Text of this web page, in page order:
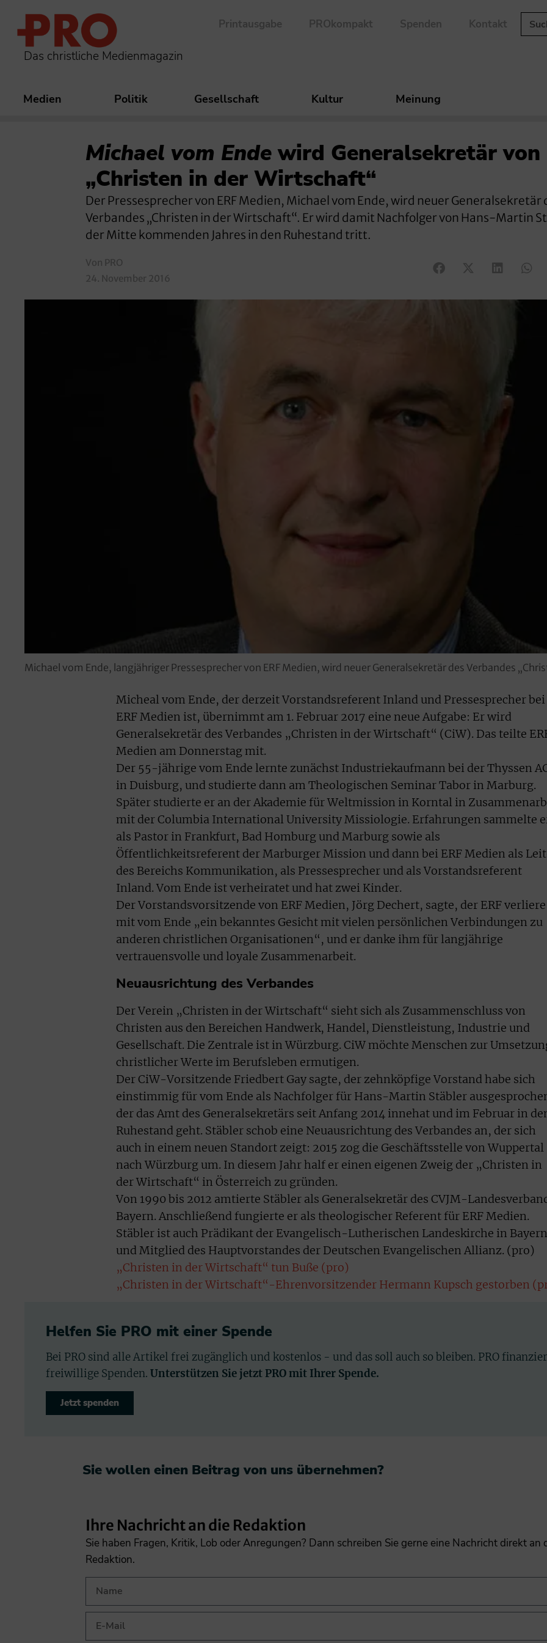
Das christliche Medienmagazin
Printausgabe PROkompakt Spenden Kontakt
Medien Politik Gesellschaft Kultur Meinung
Michael vom Ende wird Generalsekretär von
„Christen in der Wirtschaft“
Der Pressesprecher von ERF Medien, Michael vom Ende, wird neuer Generalsekretär
Verbandes „Christen in der Wirtschaft“. Er wird damit Nachfolger von Hans-Martin
der Mitte kommenden Jahres in den Ruhestand tritt.
Von PRO
24. November 2016
Michael vom Ende, langjähriger Pressesprecher von ERF Medien, wird neuer Generalsekretär des Verbandes
Micheal vom Ende, der derzeit Vorstandsreferent Inland und Pressesprecher bei
ERF Medien ist, übernimmt am 1. Februar 2017 eine neue Aufgabe: Er wird
Generalsekretär des Verbandes „Christen in der Wirtschaft“ (CiW). Das teilte
Medien am Donnerstag mit.
Der 55-jährige vom Ende lernte zunächst Industriekaufmann bei der Thyssen
in Duisburg, und studierte dann am Theologischen Seminar Tabor in Marburg.
Später studierte er an der Akademie für Weltmission in Korntal in
mit der Columbia International University Missiologie. Erfahrungen sammelte
als Pastor in Frankfurt, Bad Homburg und Marburg sowie als
Öffentlichkeitsreferent der Marburger Mission und dann bei ERF Medien als
des Bereichs Kommunikation, als Pressesprecher und als Vorstandsreferent
Inland. Vom Ende ist verheiratet und hat zwei Kinder.
Der Vorstandsvorsitzende von ERF Medien, Jörg Dechert, sagte, der ERF verliere
mit vom Ende „ein bekanntes Gesicht mit vielen persönlichen Verbindungen zu
anderen christlichen Organisationen“, und er danke ihm für langjährige
vertrauensvolle und loyale Zusammenarbeit.
Neuausrichtung des Verbandes
Der Verein „Christen in der Wirtschaft“ sieht sich als Zusammenschluss von
Christen aus den Bereichen Handwerk, Handel, Dienstleistung, Industrie und
Gesellschaft. Die Zentrale ist in Würzburg. CiW möchte Menschen zur
christlicher Werte im Berufsleben ermutigen.
Der CiW-Vorsitzende Friedbert Gay sagte, der zehnköpfige Vorstand habe sich
einstimmig für vom Ende als Nachfolger für Hans-Martin Stäbler
der das Amt des Generalsekretärs seit Anfang 2014 innehat und im Februar in
Ruhestand geht. Stäbler schob eine Neuausrichtung des Verbandes an, der sich
auch in einem neuen Standort zeigt: 2015 zog die Geschäftsstelle von Wuppertal
nach Würzburg um. In diesem Jahr half er einen eigenen Zweig der „Christen in
der Wirtschaft“ in Österreich zu gründen.
Von 1990 bis 2012 amtierte Stäbler als Generalsekretär des CVJM-
Bayern. Anschließend fungierte er als theologischer Referent für ERF Medien.
Stäbler ist auch Prädikant der Evangelisch-Lutherischen Landeskirche in Bayern
und Mitglied des Hauptvorstandes der Deutschen Evangelischen Allianz. (pro)
„Christen in der Wirtschaft“ tun Buße (pro)
„Christen in der Wirtschaft“-Ehrenvorsitzender Hermann Kupsch gestorben
Helfen Sie PRO mit einer Spende
Bei PRO sind alle Artikel frei zugänglich und kostenlos - und das soll auch so bleiben. PRO
freiwillige Spenden. Unterstützen Sie jetzt PRO mit Ihrer Spende.
Jetzt spenden
Sie wollen einen Beitrag von uns übernehmen?​
Ihre Nachricht an die Redaktion
Sie haben Fragen, Kritik, Lob oder Anregungen? Dann schreiben Sie gerne eine Nachricht direkt an
Redaktion.